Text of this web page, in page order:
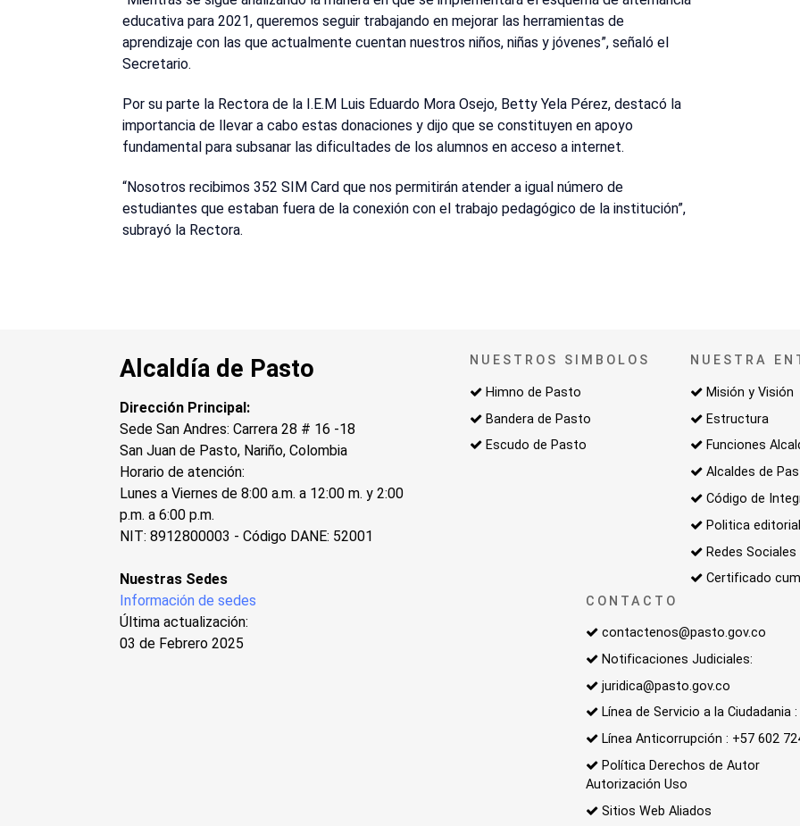
educativa para 2021, queremos seguir trabajando en mejorar las herramientas de
aprendizaje con las que actualmente cuentan nuestros niños, niñas y jóvenes”, señaló el
Secretario.
Por su parte la Rectora de la I.E.M Luis Eduardo Mora Osejo, Betty Yela Pérez, destacó la
importancia de llevar a cabo estas donaciones y dijo que se constituyen en apoyo
fundamental para subsanar las dificultades de los alumnos en acceso a internet.
“Nosotros recibimos 352 SIM Card que nos permitirán atender a igual número de
estudiantes que estaban fuera de la conexión con el trabajo pedagógico de la institución”,
subrayó la Rectora.
Alcaldía de Pasto
Dirección Principal:
Sede San Andres: Carrera 28 # 16 -18
San Juan de Pasto, Nariño, Colombia
Horario de atención:
Lunes a Viernes de 8:00 a.m. a 12:00 m. y 2:00
p.m. a 6:00 p.m.
NIT: 8912800003 - Código DANE: 52001
Nuestras Sedes
Información de sedes
Última actualización:
03 de Febrero 2025
NUESTROS SIMBOLOS
Himno de Pasto
Bandera de Pasto
Escudo de Pasto
NUESTRA
Misión y Visión
Estructura
Funciones
Alcaldes de
Código de
Politica editorial
Redes Sociales
Certificado
CONTACTO
contactenos@pasto.gov.co
Notificaciones Judiciales:
juridica@pasto.gov.co
Línea de Servicio a la Ciudadania
Línea Anticorrupción : +57 602
Política Derechos de Autor
Autorización Uso
Sitios Web Aliados